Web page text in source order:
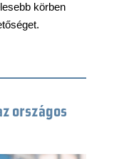
körben
országos